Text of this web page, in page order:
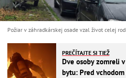
Požiar v záhradkárskej osade vzal život celej
PREČÍTAJTE SI TIEŽ
Dve osoby zomreli
bytu: Pred